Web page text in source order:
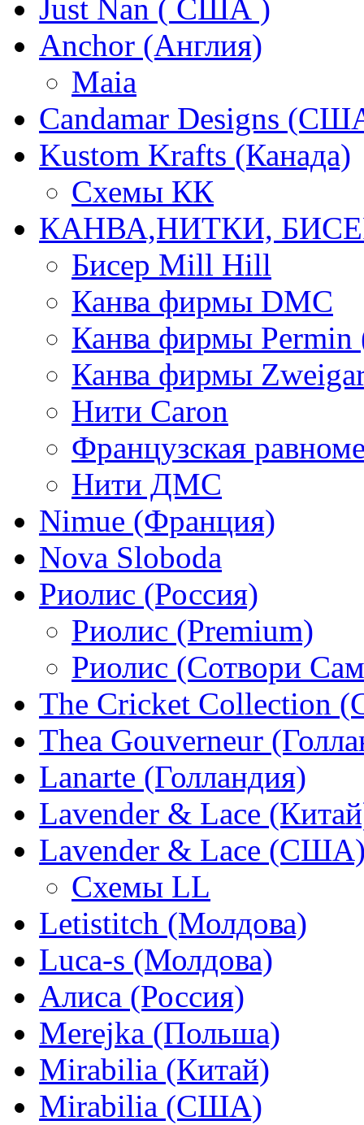
Just Nan ( США )
Anchor (Англия)
Maia
Candamar Designs
Kustom Krafts (Канада)
Схемы КК
КАНВА,НИТКИ,
Бисер Mill Hill
Канва фирмы DMC
Канва фирмы Permin
Канва фирмы
Нити Caron
Французская
Нити ДМС
Nimue (Франция)
Nova Sloboda
Риолис (Россия)
Риолис (Premium)
Риолис (Сотвори
The Cricket Collection
Thea Gouverneur
Lanarte (Голландия)
Lavender & Lace
Lavender & Lace
Схемы LL
Letistitch (Молдова)
Luca-s (Молдова)
Алиса (Россия)
Merejka (Польша)
Mirabilia (Китай)
Mirabilia (США)